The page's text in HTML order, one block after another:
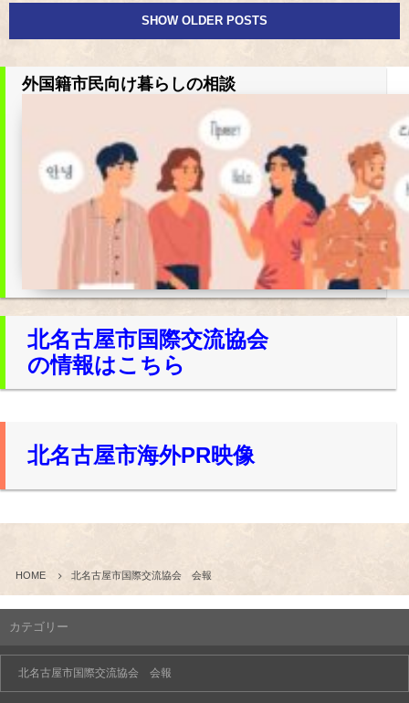
SHOW OLDER POSTS
外国籍市民向け暮らしの相談
北名古屋市国際交流協会
の情報はこちら
北名古屋市海外PR映像
HOME 北名古屋市国際交流協会 会報
カテゴリー